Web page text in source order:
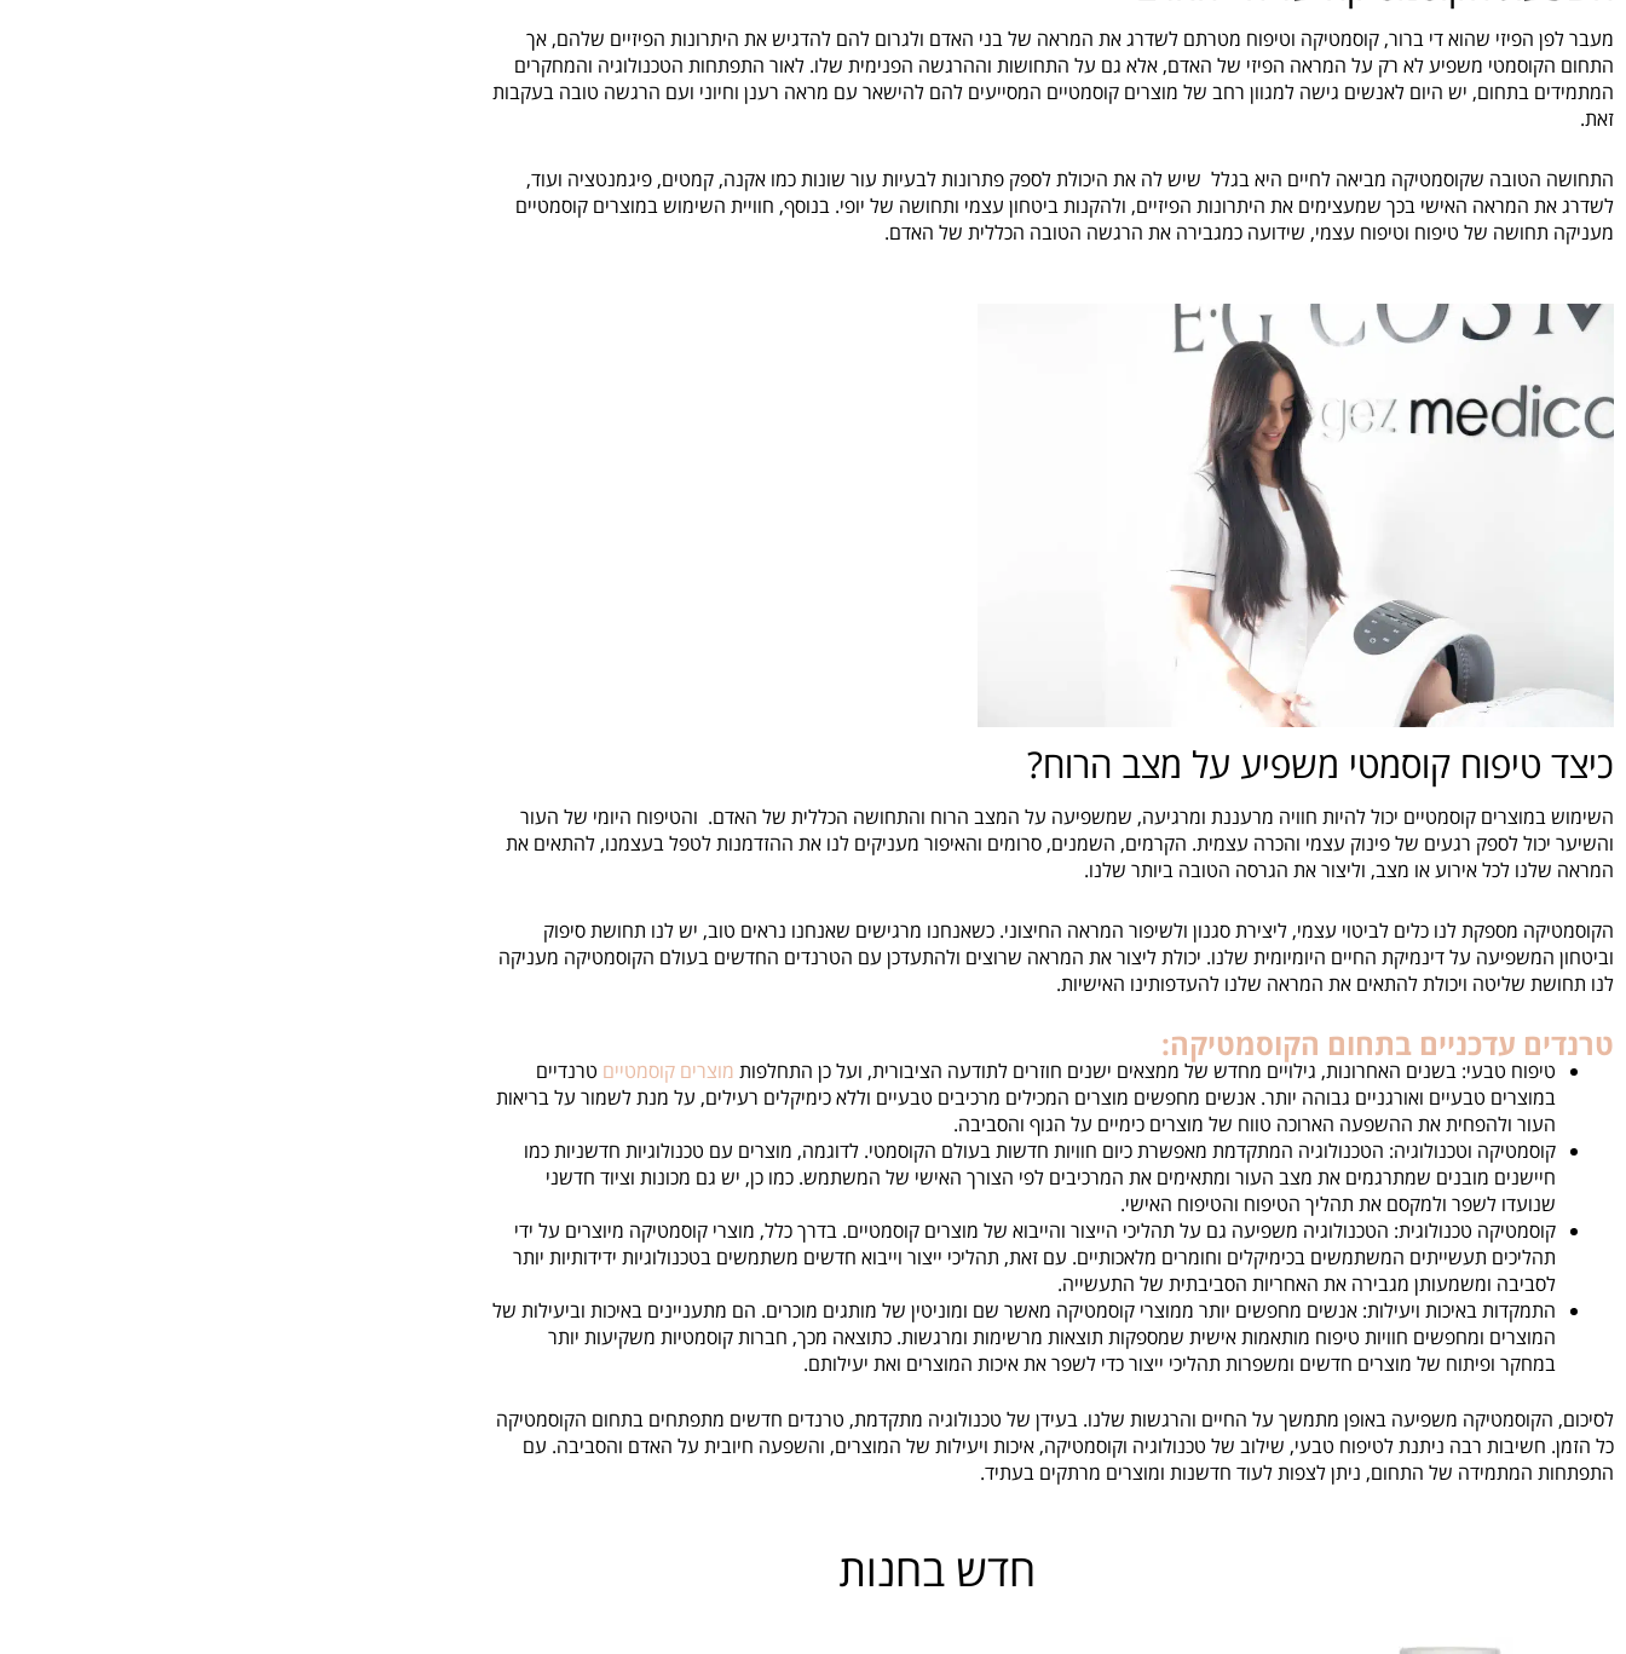
מעבר לפן הפיזי שהוא די ברור, קוסמטיקה וטיפוח מטרתם לשדרג את המראה של בני האדם ולגרום להם להדגיש את היתרונות הפיזיים שלהם, אך
התחום הקוסמטי משפיע לא רק על המראה הפיזי של האדם, אלא גם על התחושות וההרגשה הפנימית שלו. לאור התפתחות הטכנולוגיה והמחקרים
המתמידים בתחום, יש היום לאנשים גישה למגוון רחב של מוצרים קוסמטיים המסייעים להם להישאר עם מראה רענן וחיוני ועם הרגשה טובה בעקבות
זאת.
התחושה הטובה שקוסמטיקה מביאה לחיים היא בגלל שיש לה את היכולת לספק פתרונות לבעיות עור שונות כמו אקנה, קמטים, פיגמנטציה ועוד,
לשדרג את המראה האישי בכך שמעצימים את היתרונות הפיזיים, ולהקנות ביטחון עצמי ותחושה של יופי. בנוסף, חוויית השימוש במוצרים קוסמטיים
מעניקה תחושה של טיפוח וטיפוח עצמי, שידועה כמגבירה את הרגשה הטובה הכללית של האדם.
כיצד טיפוח קוסמטי משפיע על מצב הרוח?
השימוש במוצרים קוסמטיים יכול להיות חוויה מרעננת ומרגיעה, שמשפיעה על המצב הרוח והתחושה הכללית של האדם. והטיפוח היומי של העור
והשיער יכול לספק רגעים של פינוק עצמי והכרה עצמית. הקרמים, השמנים, סרומים והאיפור מעניקים לנו את ההזדמנות לטפל בעצמנו, להתאים את
המראה שלנו לכל אירוע או מצב, וליצור את הגרסה הטובה ביותר שלנו.
הקוסמטיקה מספקת לנו כלים לביטוי עצמי, ליצירת סגנון ולשיפור המראה החיצוני. כשאנחנו מרגישים שאנחנו נראים טוב, יש לנו תחושת סיפוק
וביטחון המשפיעה על דינמיקת החיים היומיומית שלנו. יכולת ליצור את המראה שרוצים ולהתעדכן עם הטרנדים החדשים בעולם הקוסמטיקה מעניקה
לנו תחושת שליטה ויכולת להתאים את המראה שלנו להעדפותינו האישיות.
טרנדים עדכניים בתחום הקוסמטיקה:
טיפוח טבעי: בשנים האחרונות, גילויים מחדש של ממצאים ישנים חוזרים לתודעה הציבורית, ועל כן התחלפות מוצרים קוסמטיים טרנדיים
במוצרים טבעיים ואורגניים גבוהה יותר. אנשים מחפשים מוצרים המכילים מרכיבים טבעיים וללא כימיקלים רעילים, על מנת לשמור על בריאות
העור ולהפחית את ההשפעה הארוכה טווח של מוצרים כימיים על הגוף והסביבה.
קוסמטיקה וטכנולוגיה: הטכנולוגיה המתקדמת מאפשרת כיום חוויות חדשות בעולם הקוסמטי. לדוגמה, מוצרים עם טכנולוגיות חדשניות כמו
חיישנים מובנים שמתרגמים את מצב העור ומתאימים את המרכיבים לפי הצורך האישי של המשתמש. כמו כן, יש גם מכונות וציוד חדשני
שנועדו לשפר ולמקסם את תהליך הטיפוח והטיפוח האישי.
קוסמטיקה טכנולוגית: הטכנולוגיה משפיעה גם על תהליכי הייצור והייבוא של מוצרים קוסמטיים. בדרך כלל, מוצרי קוסמטיקה מיוצרים על ידי
תהליכים תעשייתים המשתמשים בכימיקלים וחומרים מלאכותיים. עם זאת, תהליכי ייצור וייבוא חדשים משתמשים בטכנולוגיות ידידותיות יותר
לסביבה ומשמעותן מגבירה את האחריות הסביבתית של התעשייה.
התמקדות באיכות ויעילות: אנשים מחפשים יותר ממוצרי קוסמטיקה מאשר שם ומוניטין של מותגים מוכרים. הם מתעניינים באיכות וביעילות של
המוצרים ומחפשים חוויות טיפוח מותאמות אישית שמספקות תוצאות מרשימות ומרגשות. כתוצאה מכך, חברות קוסמטיות משקיעות יותר
במחקר ופיתוח של מוצרים חדשים ומשפרות תהליכי ייצור כדי לשפר את איכות המוצרים ואת יעילותם.
לסיכום, הקוסמטיקה משפיעה באופן מתמשך על החיים והרגשות שלנו. בעידן של טכנולוגיה מתקדמת, טרנדים חדשים מתפתחים בתחום הקוסמטיקה
כל הזמן. חשיבות רבה ניתנת לטיפוח טבעי, שילוב של טכנולוגיה וקוסמטיקה, איכות ויעילות של המוצרים, והשפעה חיובית על האדם והסביבה. עם
התפתחות המתמידה של התחום, ניתן לצפות לעוד חדשנות ומוצרים מרתקים בעתיד.
חדש בחנות